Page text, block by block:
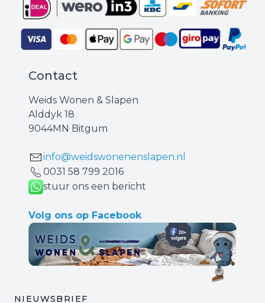
Contact
Weids Wonen & Slapen
Alddyk 18
9044MN Bitgum
info@weidswonenenslapen.nl
0031 ‪58 799 2016‬
stuur ons een bericht
Volg ons op Facebook
NIEUWSBRIEF